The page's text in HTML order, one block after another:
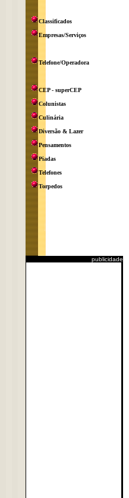
Classificados
Empresas/Serviços
Telefone/Operadora
CEP - superCEP
Colunistas
Culinária
Diversão & Lazer
Pensamentos
Piadas
Telefones
Torpedos
publicidade